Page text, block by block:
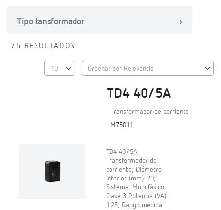
Tipo tansformador
75 RESULTADOS
TD4 40/5A
Transformador de corriente
M75011.
TD4 40/5A,
Transformador de
corriente; Diámetro
interior (mm): 20;
Sistema: Monofásico;
Clase 3 Potencia (VA):
1,25; Rango medida